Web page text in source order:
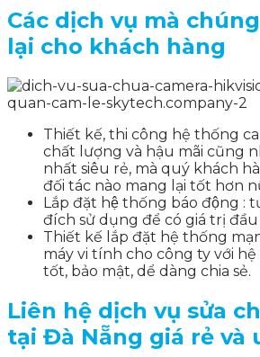
Các dịch vụ mà
lại cho khách hàng
Thiết kế, thi công hệ thống
chất lượng và hậu mãi cũng
nhất siêu rẻ, mà quý khách
đối tác nào mang lại tốt hơn
Lắp đặt hệ thống báo động :
đích sử dụng để có giá trị
Thiết kế lắp đặt hệ thống
máy vi tính cho công ty với
tốt, bảo mật, dể dàng chia sẻ.
Liên hệ dịch vụ sửa
tại Đà Nẵng giá rẻ và